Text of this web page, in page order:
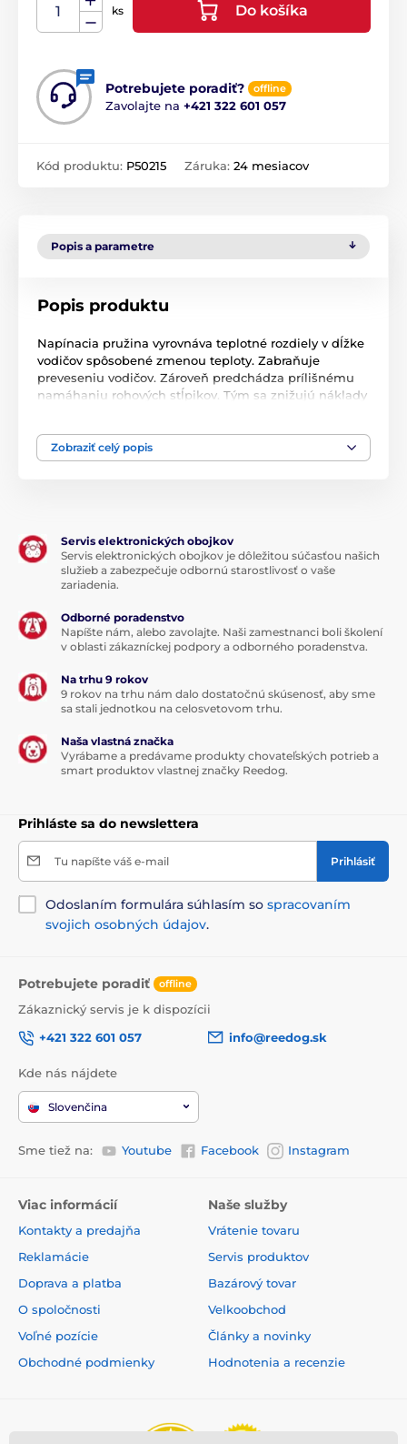
ks Do košíka
Potrebujete poradiť? offline
Zavolajte na +421 322 601 057
Kód produktu: P50215 Záruka: 24 mesiacov
Popis a parametre
Popis produktu
Napínacia pružina vyrovnáva teplotné rozdiely v dĺžke
vodičov spôsobené zmenou teploty. Zabraňuje
preveseniu vodičov. Zároveň predchádza prílišnému
namáhaniu rohových stĺpikov. Tým sa znižujú náklady
Priemer 43 mm, použiteľná pre oceľový drôt do 2,5
mm.
predchádzajúceho upozornenia. Obrázky majú len
ilustračný charakter.
Produkt je zaradený v kategóriách
Príslušenstvo elektrické ohradníky
Vodiče, sítě Napínáky a pružiny
Zobraziť celý popis
Servis elektronických obojkov
Servis elektronických obojkov je dôležitou súčasťou našich
služieb a zabezpečuje odbornú starostlivosť o vaše
zariadenia.
Odborné poradenstvo
Napíšte nám, alebo zavolajte. Naši zamestnanci boli školení
v oblasti zákazníckej podpory a odborného poradenstva.
Na trhu 9 rokov
9 rokov na trhu nám dalo dostatočnú skúsenosť, aby sme
sa stali jednotkou na celosvetovom trhu.
Naša vlastná značka
Vyrábame a predávame produkty chovateľských potrieb a
smart produktov vlastnej značky Reedog.
Prihláste sa do newslettera
Tu napíšte váš e-mail Prihlásiť
Odoslaním formulára súhlasím so spracovaním
svojich osobných údajov.
Potrebujete poradiť offline
Zákaznický servis je k dispozícii
+421 322 601 057
info@reedog.sk
Kde nás nájdete
Slovenčina
Sme tiež na: Youtube Facebook Instagram
Viac informácií
Kontakty a predajňa
Reklamácie
Doprava a platba
O spoločnosti
Voľné pozície
Obchodné podmienky
Naše služby
Vrátenie tovaru
Servis produktov
Bazárový tovar
Velkoobchod
Články a novinky
Hodnotenia a recenzie